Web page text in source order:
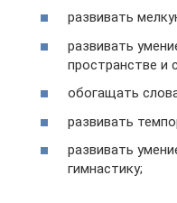
развивать
развивать
пространстве и
обогащать
развивать
развивать
гимнастику;